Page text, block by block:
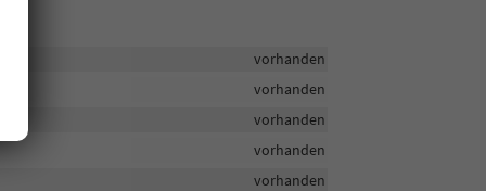
vorhanden
vorhanden
vorhanden
vorhanden
vorhanden